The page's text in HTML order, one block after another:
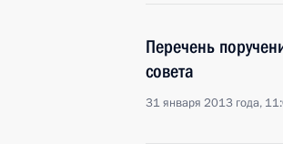
Перечень
совета
31 января 2013 года,